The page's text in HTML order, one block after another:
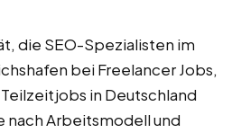
die SEO-Spezialisten im
bei Freelancer Jobs,
in Deutschland
nach Arbeitsmodell und